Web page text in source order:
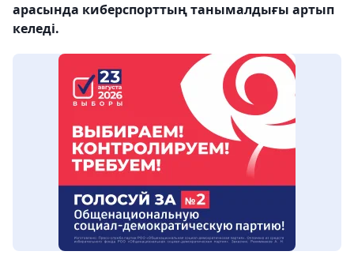
арасында киберспорттың танымалдығы артып
келеді.